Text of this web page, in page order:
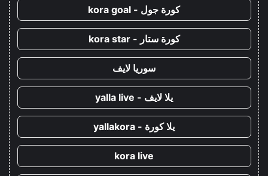
كورة جول - kora goal
كورة ستار - kora star
سوريا لايف
يلا لايف - yalla live
يلا كورة - yallakora
kora live